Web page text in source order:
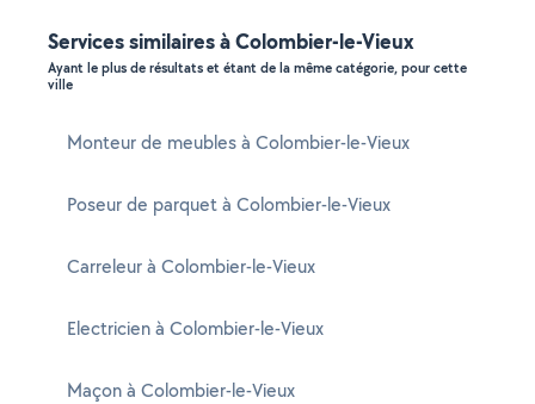
Services similaires à Colombier-le-Vieux
Ayant le plus de résultats et étant de la même catégorie, pour cette
ville
Monteur de meubles à Colombier-le-Vieux
Poseur de parquet à Colombier-le-Vieux
Carreleur à Colombier-le-Vieux
Electricien à Colombier-le-Vieux
Maçon à Colombier-le-Vieux